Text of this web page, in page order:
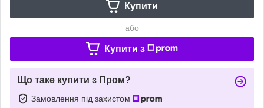
Купити
або
Купити з
Що таке купити з Пром?
Замовлення під захистом